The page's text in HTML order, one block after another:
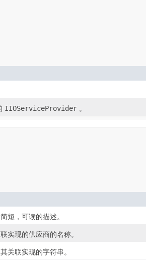
IIOServiceProvider 。
短，可读的描述。
实现的供应商的名称。
关联实现的字符串。